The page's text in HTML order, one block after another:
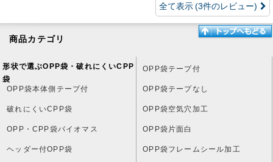
全て表示 (3件のレビュー)
商品カテゴリ
形状で選ぶOPP袋・破れにくいCPP
袋
OPP袋テープ付
OPP袋本体側テープ付 OPP袋テープなし
破れにくいCPP袋 OPP袋空気穴加工
OPP・CPP袋バイオマス OPP袋片面白
ヘッダー付OPP袋 OPP袋フレームシール加工